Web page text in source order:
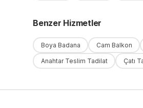
Benzer Hizmetler
Boya Badana Cam Balkon
Anahtar Teslim Tadilat Çatı